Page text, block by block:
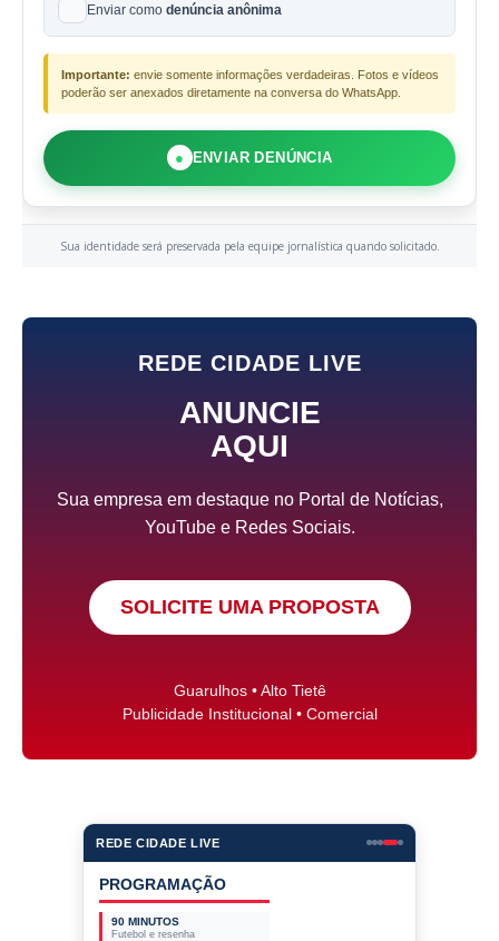
Enviar como denúncia anônima
Importante: envie somente informações verdadeiras. Fotos e vídeos
poderão ser anexados diretamente na conversa do WhatsApp.
● ENVIAR DENÚNCIA
Sua identidade será preservada pela equipe jornalística quando solicitado.
REDE CIDADE LIVE
ANUNCIE
AQUI
Sua empresa em destaque no Portal de Notícias,
YouTube e Redes Sociais.
SOLICITE UMA PROPOSTA
Guarulhos • Alto Tietê
Publicidade Institucional • Comercial
REDE CIDADE LIVE
PROGRAMAÇÃO
90 MINUTOS
Futebol e resenha